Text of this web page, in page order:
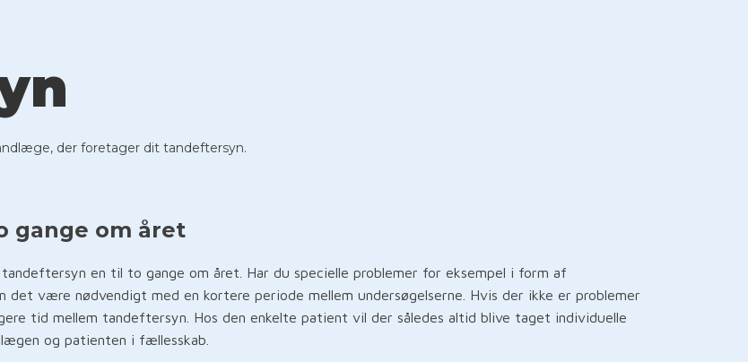
der foretager dit tandeftersyn.
gange om året
en til to gange om året. Har du specielle problemer for eksempel i form af
det være nødvendigt med en kortere periode mellem undersøgelserne. Hvis der ikke er problemer
tid mellem tandeftersyn. Hos den enkelte patient vil der således altid blive taget individuelle
og patienten i fællesskab.